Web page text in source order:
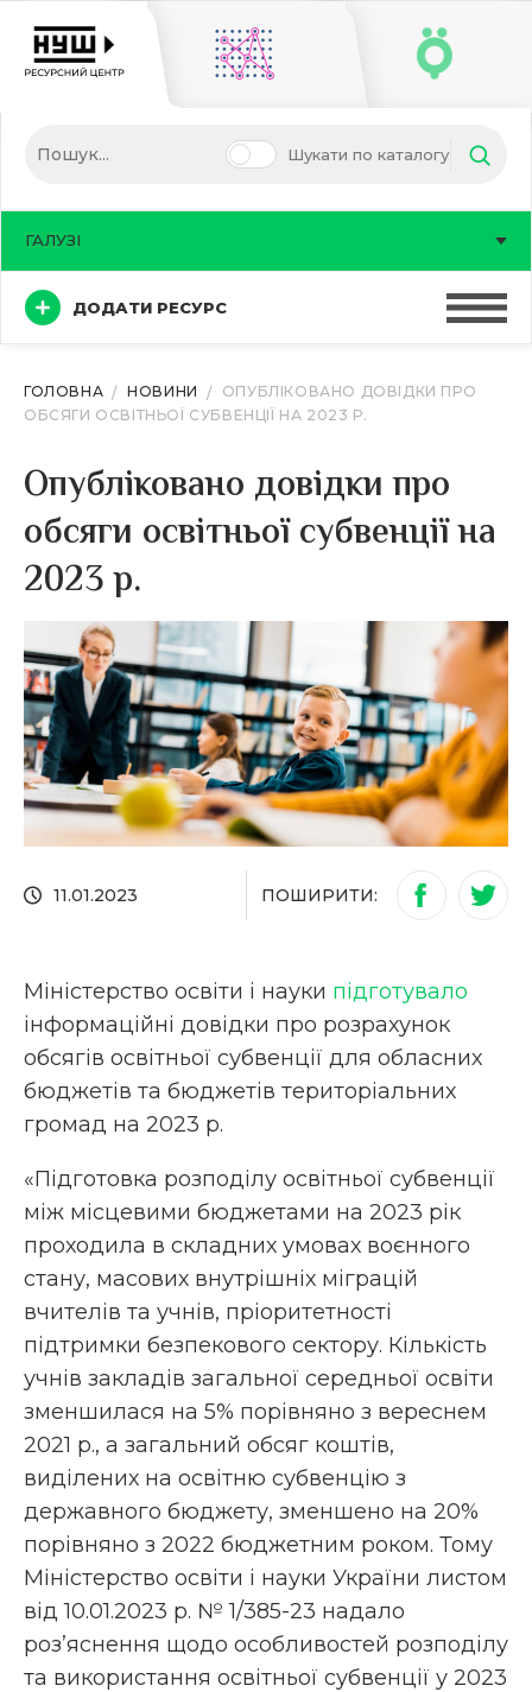
Шукати по каталогу
ДОДАТИ РЕСУРС
ГАЛУЗІ
ГОЛОВНА НОВИНИ
ОПУБЛІКОВАНО ДОВІДКИ ПРО
ОБСЯГИ ОСВІТНЬОЇ СУБВЕНЦІЇ НА 2023 Р.
Опубліковано довідки про
обсяги освітньої субвенції на
2023 р.
11.01.2023 ПОШИРИТИ:
Міністерство освіти і науки підготувало
інформаційні довідки про розрахунок
обсягів освітньої субвенції для обласних
бюджетів та бюджетів територіальних
громад на 2023 р.
«Підготовка розподілу освітньої субвенції
між місцевими бюджетами на 2023 рік
проходила в складних умовах воєнного
стану, масових внутрішніх міграцій
вчителів та учнів, пріоритетності
підтримки безпекового сектору. Кількість
учнів закладів загальної середньої освіти
зменшилася на 5% порівняно з вереснем
2021 р., а загальний обсяг коштів,
виділених на освітню субвенцію з
державного бюджету, зменшено на 20%
порівняно з 2022 бюджетним роком. Тому
Міністерство освіти і науки України листом
від 10.01.2023 р. № 1/385-23 надало
роз’яснення щодо особливостей розподілу
та використання освітньої субвенції у 2023